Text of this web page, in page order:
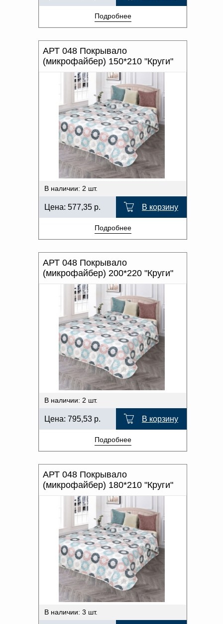
Подробнее
АРТ 048 Покрывало
(микрофайбер) 150*210 "Круги"
В наличии: 2 шт.
Цена: 577,35 р. В корзину
Подробнее
АРТ 048 Покрывало
(микрофайбер) 200*220 "Круги"
В наличии: 2 шт.
Цена: 795,53 р. В корзину
Подробнее
АРТ 048 Покрывало
(микрофайбер) 180*210 "Круги"
В наличии: 3 шт.